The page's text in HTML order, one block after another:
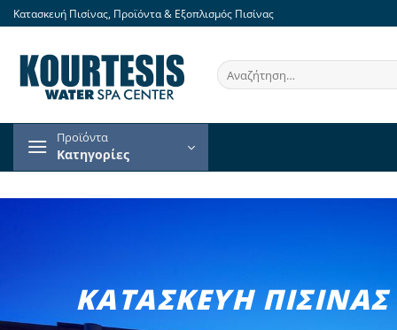
Skip
to
content
Κατασκευή Πισίνας, Προϊόντα & Εξοπλισμός Πισίνας
Αναζήτηση
για:
Προϊόντα
Κατηγορίες
ΚΑΤΑΣΚΕΥΗ